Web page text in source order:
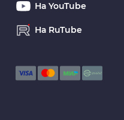
На YouTube
На RuTube